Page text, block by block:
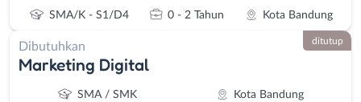
SMA/K - S1/D4 0 - 2 Tahun Kota Bandung
Dibutuhkan
Marketing Digital
SMA / SMK Kota Bandung
ditutup